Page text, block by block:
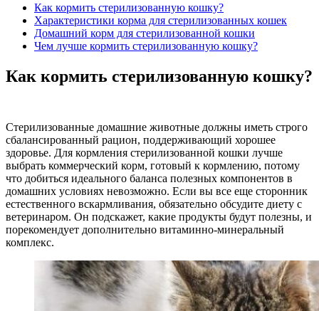
Как кормить стерилизованную кошку?
Характеристики корма для стерилизованных кошек
Домашний корм для стерилизованной кошки
Чем лучше кормить стерилизованную кошку?
Как кормить стерилизованную кошку?
Стерилизованные домашние животные должны иметь строго
сбалансированный рацион, поддерживающий хорошее
здоровье. Для кормления стерилизованной кошки лучше
выбрать коммерческий корм, готовый к кормлению, потому
что добиться идеального баланса полезных компонентов в
домашних условиях невозможно. Если вы все еще сторонник
естественного вскармливания, обязательно обсудите диету с
ветеринаром. Он подскажет, какие продукты будут полезны, и
порекомендует дополнительно витаминно-минеральный
комплекс.